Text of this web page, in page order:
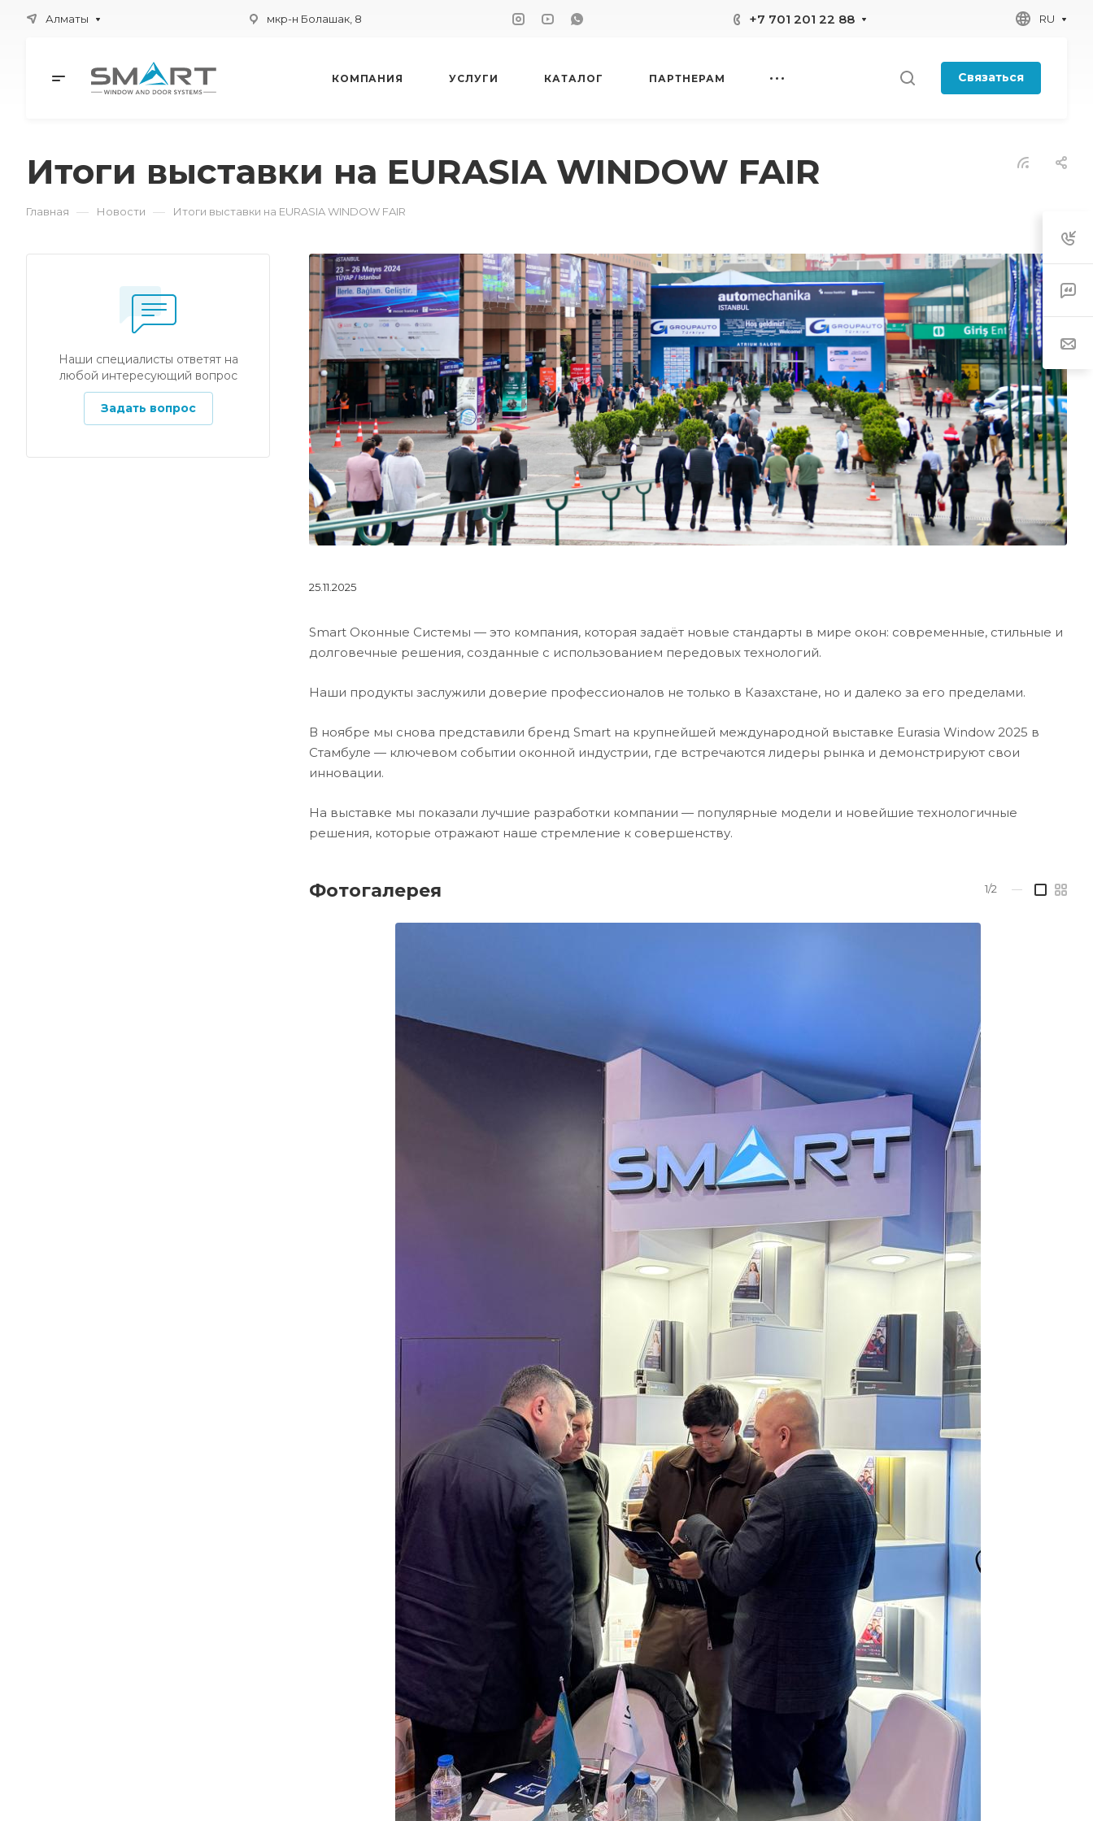
Алматы мкр-н Болашак, 8 +7 701 201 22 88 RU
КОМПАНИЯ УСЛУГИ КАТАЛОГ ПАРТНЕРАМ Связаться
Итоги выставки на EURASIA WINDOW FAIR
Главная — Новости — Итоги выставки на EURASIA WINDOW FAIR
25.11.2025
Smart Оконные Системы — это компания, которая задаёт новые стандарты в мире окон: современные, стильные и
долговечные решения, созданные с использованием передовых технологий.
Наши продукты заслужили доверие профессионалов не только в Казахстане, но и далеко за его пределами.
В ноябре мы снова представили бренд Smart на крупнейшей международной выставке Eurasia Window 2025 в
Стамбуле — ключевом событии оконной индустрии, где встречаются лидеры рынка и демонстрируют свои
инновации.
На выставке мы показали лучшие разработки компании — популярные модели и новейшие технологичные
решения, которые отражают наше стремление к совершенству.
Фотогалерея 1/2 —
Наши специалисты ответят на
любой интересующий вопрос
Задать вопрос